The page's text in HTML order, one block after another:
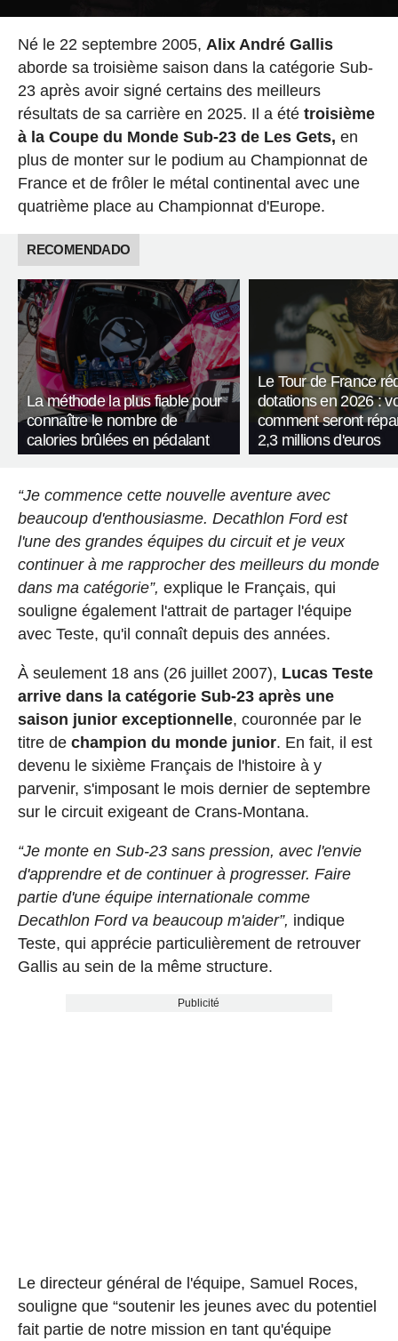
Né le 22 septembre 2005, Alix André Gallis
aborde sa troisième saison dans la catégorie Sub-
23 après avoir signé certains des meilleurs
résultats de sa carrière en 2025. Il a ététroisième
à la Coupe du Monde Sub-23 de Les Gets, en
plus de monter sur le podium au Championnat de
France et de frôler le métal continental avec une
quatrième place au Championnat d'Europe.
RECOMENDADO
La méthode la plus fiable pour
connaître le nombre de
calories brûlées en pédalant
Le Tour de France
dotations en 2026 :
comment seront
2,3 millions d'euros
“Je commence cette nouvelle aventure avec
beaucoup d'enthousiasme. Decathlon Ford est
l'une des grandes équipes du circuit et je veux
continuer à me rapprocher des meilleurs du monde
dans ma catégorie”, explique le Français, qui
souligne également l'attrait de partager l'équipe
avec Teste, qu'il connaît depuis des années.
À seulement 18 ans (26 juillet 2007), Lucas Teste
arrive dans la catégorie Sub-23 après une
saison junior exceptionnelle, couronnée par le
titre de champion du monde junior. En fait, il est
devenu le sixième Français de l'histoire à y
parvenir, s'imposant le mois dernier de septembre
sur le circuit exigeant de Crans-Montana.
“Je monte en Sub-23 sans pression, avec l'envie
d'apprendre et de continuer à progresser. Faire
partie d'une équipe internationale comme
Decathlon Ford va beaucoup m'aider”, indique
Teste, qui apprécie particulièrement de retrouver
Gallis au sein de la même structure.
Publicité
Le directeur général de l'équipe, Samuel Roces,
souligne que “soutenir les jeunes avec du potentiel
fait partie de notre mission en tant qu'équipe